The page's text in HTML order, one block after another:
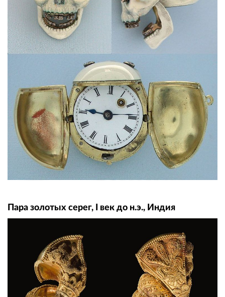
Пара золотых серег, I век до н.э., Индия